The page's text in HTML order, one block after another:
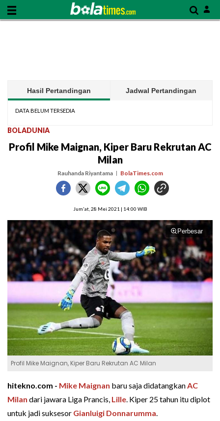
Hasil Pertandingan Jadwal Pertandingan
DATA BELUM TERSEDIA
BOLADUNIA
Profil Mike Maignan, Kiper Baru Rekrutan AC
Milan
Rauhanda Riyantama BolaTimes.com
Jum'at, 28 Mei 2021 | 14:00 WIB
Perbesar
Profil Mike Maignan, Kiper Baru Rekrutan AC Milan
hitekno.com - Mike Maignan baru saja didatangkanAC
Milan dari jawara Liga Prancis, Lille. Kiper 25 tahun itu diplot
untuk jadi suksesor Gianluigi Donnarumma.